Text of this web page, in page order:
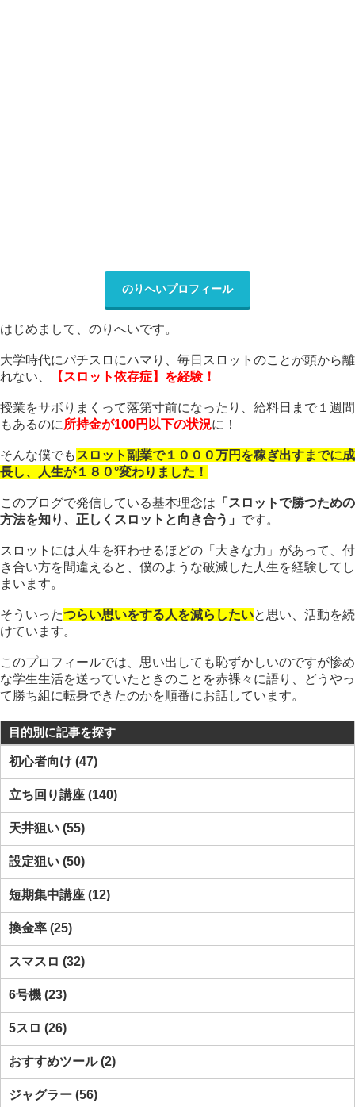
のりへいプロフィール
はじめまして、のりへいです。
大学時代にパチスロにハマり、毎日スロットのことが頭から離
れない、
【スロット依存症】を経験！
授業をサボりまくって落第寸前になったり、給料日まで１週間
もあるのに所持金が100円以下の状況に！
そんな僕でも スロット副業で１０００万円を稼ぎ出すまでに成
長し、人生が１８０°変わりました！
このブログで発信している基本理念は 「スロットで勝つための
方法を知り、正しくスロットと向き合う」 です。
スロットには人生を狂わせるほどの「大きな力」があって、付
き合い方を間違えると、僕のような破滅した人生を経験してし
まいます。
そういったつらい思いをする人を減らしたいと思い、活動を続
けています。
このプロフィールでは、思い出しても恥ずかしいのですが惨め
な学生生活を送っていたときのことを赤裸々に語り、どうやっ
て勝ち組に転身できたのかを順番にお話しています。
目的別に記事を探す
初心者向け 47
立ち回り講座 140
天井狙い 55
設定狙い 50
短期集中講座 12
換金率 25
スマスロ 32
6号機 23
5スロ 26
おすすめツール 2
ジャグラー 56